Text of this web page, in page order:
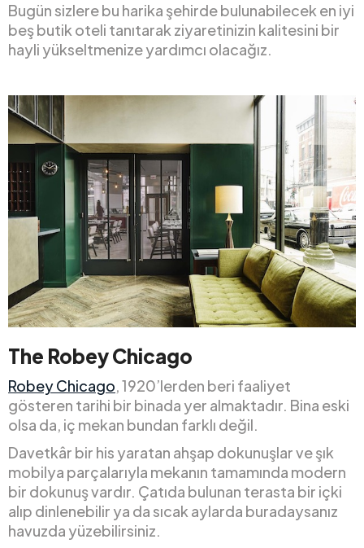
Bugün sizlere bu harika şehirde bulunabilecek en iyi
beş butik oteli tanıtarak ziyaretinizin kalitesini bir
hayli yükseltmenize yardımcı olacağız.
The Robey Chicago
Robey Chicago, 1920’lerden beri faaliyet
gösteren tarihi bir binada yer almaktadır. Bina eski
olsa da, iç mekan bundan farklı değil.
Davetkâr bir his yaratan ahşap dokunuşlar ve şık
mobilya parçalarıyla mekanın tamamında modern
bir dokunuş vardır. Çatıda bulunan terasta bir içki
alıp dinlenebilir ya da sıcak aylarda buradaysanız
havuzda yüzebilirsiniz.